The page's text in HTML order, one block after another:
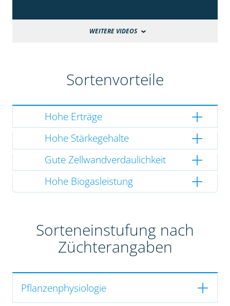
WEITERE VIDEOS
Sortenvorteile
Hohe Erträge
Hohe Stärkegehalte
Gute Zellwandverdaulichkeit
Hohe Biogasleistung
Sorteneinstufung nach
Züchterangaben
Pflanzenphysiologie